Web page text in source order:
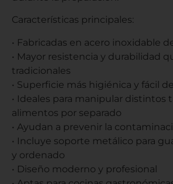
Características principales:
• Fabricadas en acero inoxidable
• Mayor resistencia y durabilidad
tradicionales
• Superficie más higiénica y fácil
• Ideales para manipular distintos
alimentos por separado
• Ayudan a prevenir la
• Incluye soporte metálico para
y ordenado
• Diseño moderno y profesional